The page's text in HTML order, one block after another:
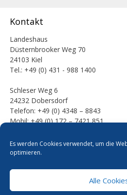
Es werden Cookies verwendet, um die
optimieren.
Alle
Kontakt
Landeshaus
Düsternbrooker Weg 70
24103 Kiel
Tel.: +49 (0) 431 - 988 1400
Schleser Weg 6
24232 Dobersdorf
Telefon: +49 (0) 4348 – 8843
Mobil: +49 (0) 172 – 7421 851
E-Mail:
mail [at] werner-kalinka [dot] de